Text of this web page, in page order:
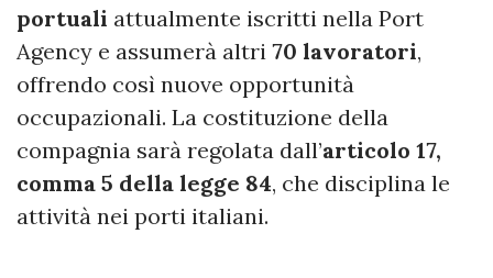
portuali attualmente iscritti nella Port
Agency e assumerà altri 70 lavoratori,
offrendo così nuove opportunità
occupazionali. La costituzione della
compagnia sarà regolata dall’articolo 17,
comma 5 della legge 84, che disciplina le
attività nei porti italiani.